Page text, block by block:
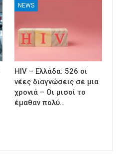
NEWS
HIV – Ελλάδα: 526 οι
νέες διαγνώσεις σε μια
χρονιά – Οι μισοί το
έμαθαν πολύ…